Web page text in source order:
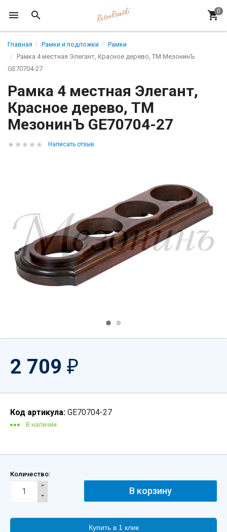
Главная Рамки и подложки
Рамки
Рамка 4 местная Элегант, Красное дерево, ТМ МезонинЪ
GE70704-27
Рамка 4 местная Элегант,
Красное дерево, ТМ
МезонинЪ GE70704-27
Написать отзыв
2 709 ₽
Код артикула: GE70704-27
В наличии
Количество:
Купить в 1 клик